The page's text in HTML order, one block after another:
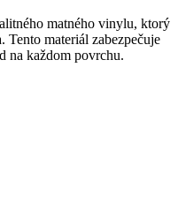
matného vinylu, ktorý
Tento materiál zabezpečuje
na každom povrchu.